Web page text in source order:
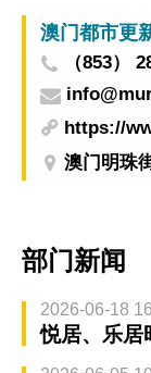
使用
澳门都市更
（853）
https://
澳门明珠
部门新闻
2026-06-18
悦居、乐居